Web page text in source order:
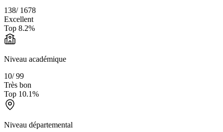
138/ 1678
Excellent
Top 8.2%
Niveau académique
10/99
Très bon
Top 10.1%
Niveau départemental